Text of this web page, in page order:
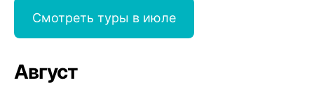
Смотреть туры в июле
Август